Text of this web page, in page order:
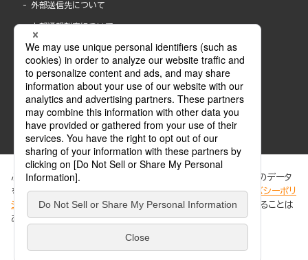
外部送信先について
内部通報制度について
ABJマークは、この電子書店・電子書籍配信サービスが、著作権者からコンテンツ使用許諾を
得た正規版配信サービスであることを示す登録商標(登録番号 第6091713号)です。
ABJマークの詳細、ABJマークを掲示しているサービスの一覧はこちら。
ぶんか社が運営するサイトでは、利便性向上のためにCookie等のデータ
を使用しています。 当社のCookieについての詳細は、「プライバシーポリ
シー
」をご覧ください。当サイトでは、訪問者の個人情報を追跡することは
ありません。